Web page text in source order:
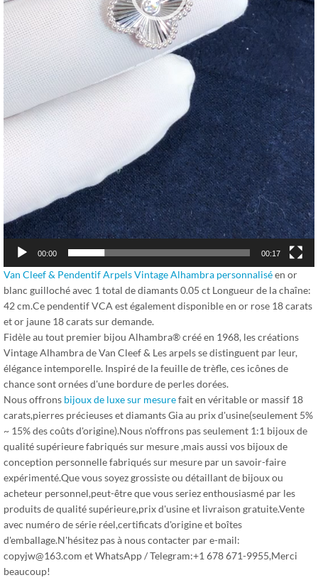
00:00 00:17
Van Cleef & Pendentif Arpels Vintage Alhambra personnaliséen or
blanc guilloché avec 1 total de diamants 0.05 ct Longueur de la chaîne:
42 cm.Ce pendentif VCA est également disponible en or rose 18 carats
et or jaune 18 carats sur demande.
Fidèle au tout premier bijou Alhambra® créé en 1968, les créations
Vintage Alhambra de Van Cleef & Les arpels se distinguent par leur,
élégance intemporelle. Inspiré de la feuille de trèfle, ces icônes de
chance sont ornées d'une bordure de perles dorées.
Nous offrons bijoux de luxe sur mesurefait en véritable or massif 18
carats,pierres précieuses et diamants Gia au prix d'usine(seulement 5%
~ 15% des coûts d'origine).Nous n'offrons pas seulement 1:1 bijoux de
qualité supérieure fabriqués sur mesure ,mais aussi vos bijoux de
conception personnelle fabriqués sur mesure par un savoir-faire
expérimenté.Que vous soyez grossiste ou détaillant de bijoux ou
acheteur personnel,peut-être que vous seriez enthousiasmé par les
produits de qualité supérieure,prix d'usine et livraison gratuite.Vente
avec numéro de série réel,certificats d'origine et boîtes
d'emballage.N'hésitez pas à nous contacter par e-mail:
copyjw@163.com et WhatsApp / Telegram:+1 678 671-9955,Merci
beaucoup!